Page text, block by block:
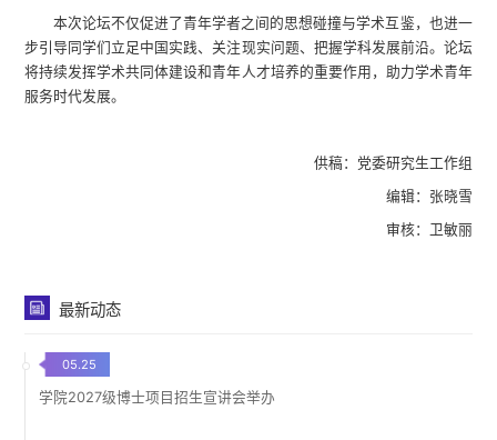
本次论坛不仅促进了青年学者之间的思想碰撞与学术互鉴，也进一
步引导同学们立足中国实践、关注现实问题、把握学科发展前沿。论坛
将持续发挥学术共同体建设和青年人才培养的重要作用，助力学术青年
服务时代发展。
供稿：党委研究生工作组
编辑：张晓雪
审核：卫敏丽
最新动态
05.25
学院2027级博士项目招生宣讲会举办